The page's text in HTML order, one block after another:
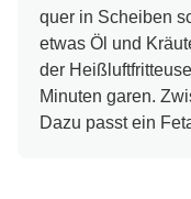
quer in Scheiben
etwas Öl und
der
Minuten garen.
Dazu passt ein